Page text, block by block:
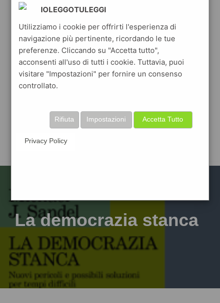
La democrazia stanca
IOLEGGOTULEGGI
Utilizziamo i cookie per offrirti l'esperienza di
navigazione più pertinente, ricordando le tue
preferenze. Cliccando su "Accetta tutto",
acconsenti all'uso di tutti i cookie. Tuttavia, puoi
visitare "Impostazioni" per fornire un consenso
controllato.
Accetta Tutto
Impostazioni
Rifiuta
Privacy Policy